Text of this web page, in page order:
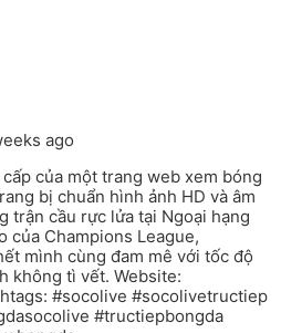
ago
của một trang web xem bóng
bị chuẩn hình ảnh HD và âm
trận cầu rực lửa tại Ngoại hạng
của Champions League,
mình cùng đam mê với tốc độ
không tì vết. Website:
#socolive #socolivetructiep
#tructiepbongda